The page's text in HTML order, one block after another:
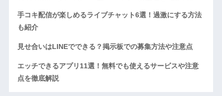
手コキ配信が楽しめるライブチャット6選！過激にする方法
も紹介
見せ合いはLINEでできる？掲示板での募集方法や注意点
エッチできるアプリ11選！無料でも使えるサービスや注意
点を徹底解説